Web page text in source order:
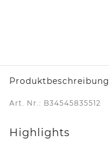
Produktbeschreibung
Art. Nr.: B34545835512
Highlights